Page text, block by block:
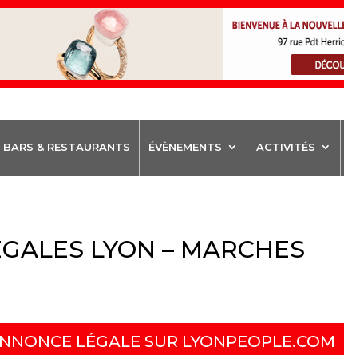
BARS & RESTAURANTS ÉVÈNEMENTS ACTIVITÉS
LYON – MARCHES
LÉGALE SUR LYONPEOPLE.COM